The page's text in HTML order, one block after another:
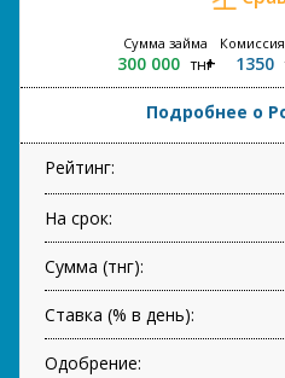
Сумма займа
300 000 тнг
Комиссия
1350
Подробнее о
Рейтинг:
На срок:
Сумма (тнг):
Ставка (% в день):
Одобрение: